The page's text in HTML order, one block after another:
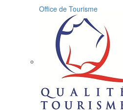
Office de Tourisme